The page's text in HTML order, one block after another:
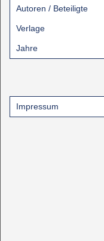
Autoren / Beteiligte
Verlage
Jahre
Impressum